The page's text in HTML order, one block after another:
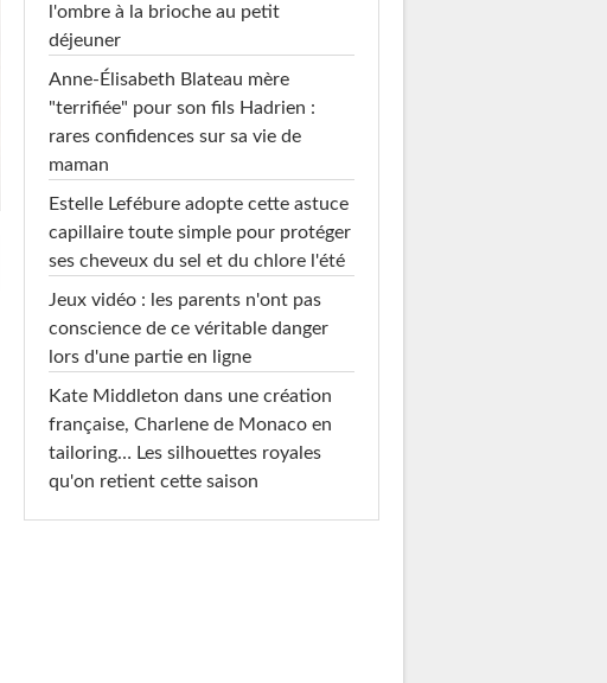
l'ombre à la brioche au petit
déjeuner
Anne-Élisabeth Blateau mère
"terrifiée" pour son fils Hadrien :
rares confidences sur sa vie de
maman
Estelle Lefébure adopte cette astuce
capillaire toute simple pour protéger
ses cheveux du sel et du chlore l'été
Jeux vidéo : les parents n'ont pas
conscience de ce véritable danger
lors d'une partie en ligne
Kate Middleton dans une création
française, Charlene de Monaco en
tailoring… Les silhouettes royales
qu'on retient cette saison